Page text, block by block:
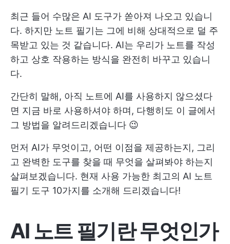
최근 들어 수많은 AI 도구가 쏟아져 나오고 있습니
다. 하지만 노트 필기는 그에 비해 상대적으로 덜 주
목받고 있는 것 같습니다. AI는 우리가 노트를 작성
하고 상호 작용하는 방식을 완전히 바꾸고 있습니
다.
간단히 말해, 아직 노트에 AI를 사용하지 않으셨다
면 지금 바로 사용하셔야 하며, 다행히도 이 글에서
그 방법을 알려드리겠습니다 😉
먼저 AI가 무엇이고, 어떤 이점을 제공하는지, 그리
고 완벽한 도구를 찾을 때 무엇을 살펴봐야 하는지
살펴보겠습니다. 현재 사용 가능한 최고의 AI 노트
필기 도구 10가지를 소개해 드리겠습니다!
AI 노트 필기란 무엇인가